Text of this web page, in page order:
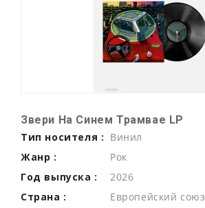
Звери На Синем Трамвае LP
Тип носителя : Винил
Жанр :
Рок
Год выпуска :
2026
Страна :
Европейский союз